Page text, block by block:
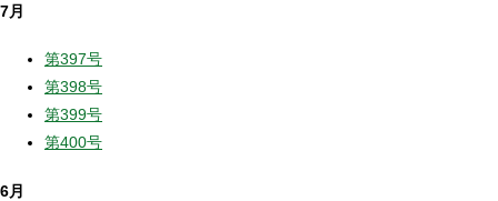
7月
第397号
第398号
第399号
第400号
6月